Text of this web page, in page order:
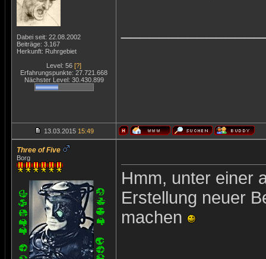
Dabei seit: 22.08.2002
Beiträge: 3.167
Herkunft: Ruhrgebiet
Level: 56 [?]
Erfahrungspunkte: 27.721.668
Nächster Level: 30.430.899
13.03.2015 15:49
Three of Five
Borg
Hmm, unter einer
Erstellung neuer
machen